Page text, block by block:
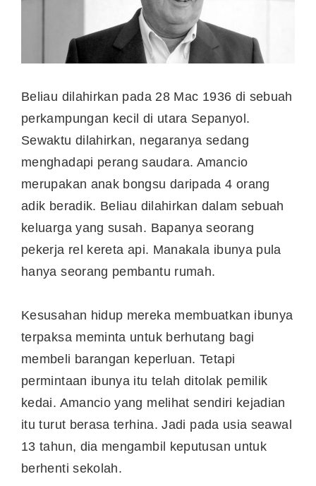
Beliau dilahirkan pada 28 Mac 1936 di sebuah
perkampungan kecil di utara Sepanyol.
Sewaktu dilahirkan, negaranya sedang
menghadapi perang saudara. Amancio
merupakan anak bongsu daripada 4 orang
adik beradik. Beliau dilahirkan dalam sebuah
keluarga yang susah. Bapanya seorang
pekerja rel kereta api. Manakala ibunya pula
hanya seorang pembantu rumah.
Kesusahan hidup mereka membuatkan ibunya
terpaksa meminta untuk berhutang bagi
membeli barangan keperluan. Tetapi
permintaan ibunya itu telah ditolak pemilik
kedai. Amancio yang melihat sendiri kejadian
itu turut berasa terhina. Jadi pada usia seawal
13 tahun, dia mengambil keputusan untuk
berhenti sekolah.